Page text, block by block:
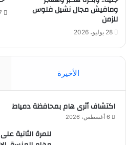
ومافيش مجال نشيل فلوس
للزمن
28 يوليو، 2026
27
الأخيرة
اكتشاف أثرى هام بمحافظة دمياط
6 أغسطس، 2026
للمرة الثانية